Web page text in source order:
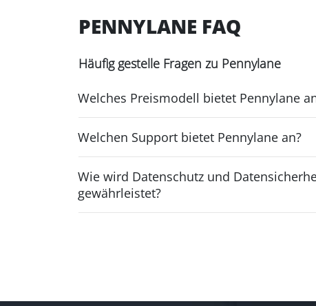
PENNYLANE FAQ
Häufig gestelle Fragen zu Pennylane
Welches Preismodell bietet Pennylane
Welchen Support bietet Pennylane an?
Wie wird Datenschutz und
gewährleistet?